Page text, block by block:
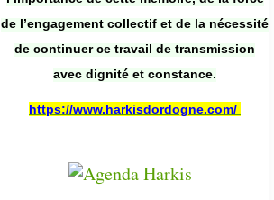
de l’engagement collectif et de la nécessité
de continuer ce travail de transmission
avec dignité et constance.
https://www.harkisdordogne.com/